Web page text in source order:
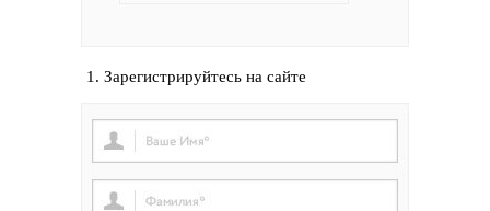
1. Зарегистрируйтесь на сайте